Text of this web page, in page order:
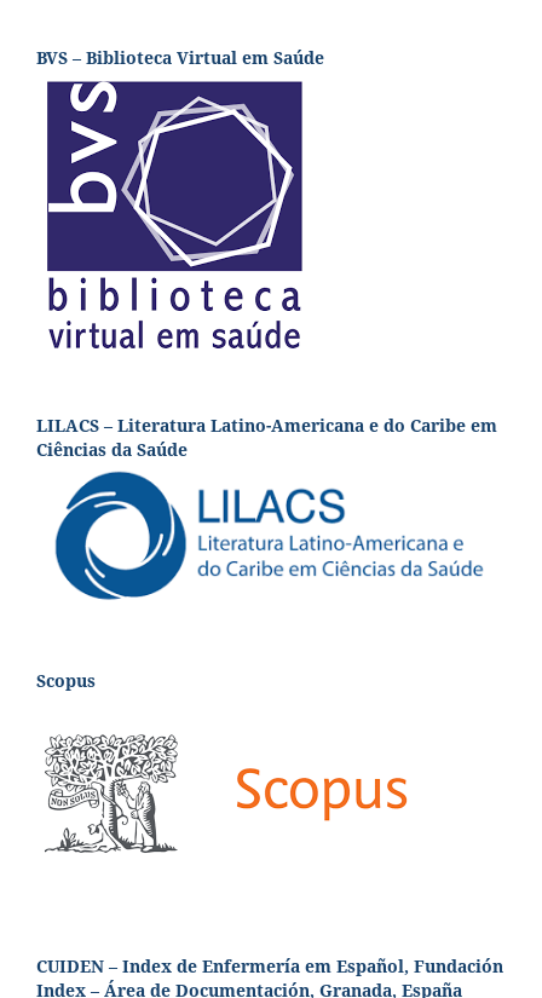
BVS – Biblioteca Virtual em Saúde
LILACS – Literatura Latino-Americana e do Caribe em
Ciências da Saúde
Scopus
CUIDEN – Index de Enfermería em Español, Fundación
Index – Área de Documentación, Granada, España